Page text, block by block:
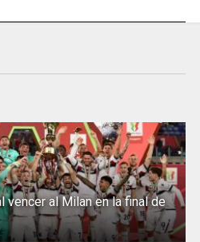
vencer al Milan en la final de